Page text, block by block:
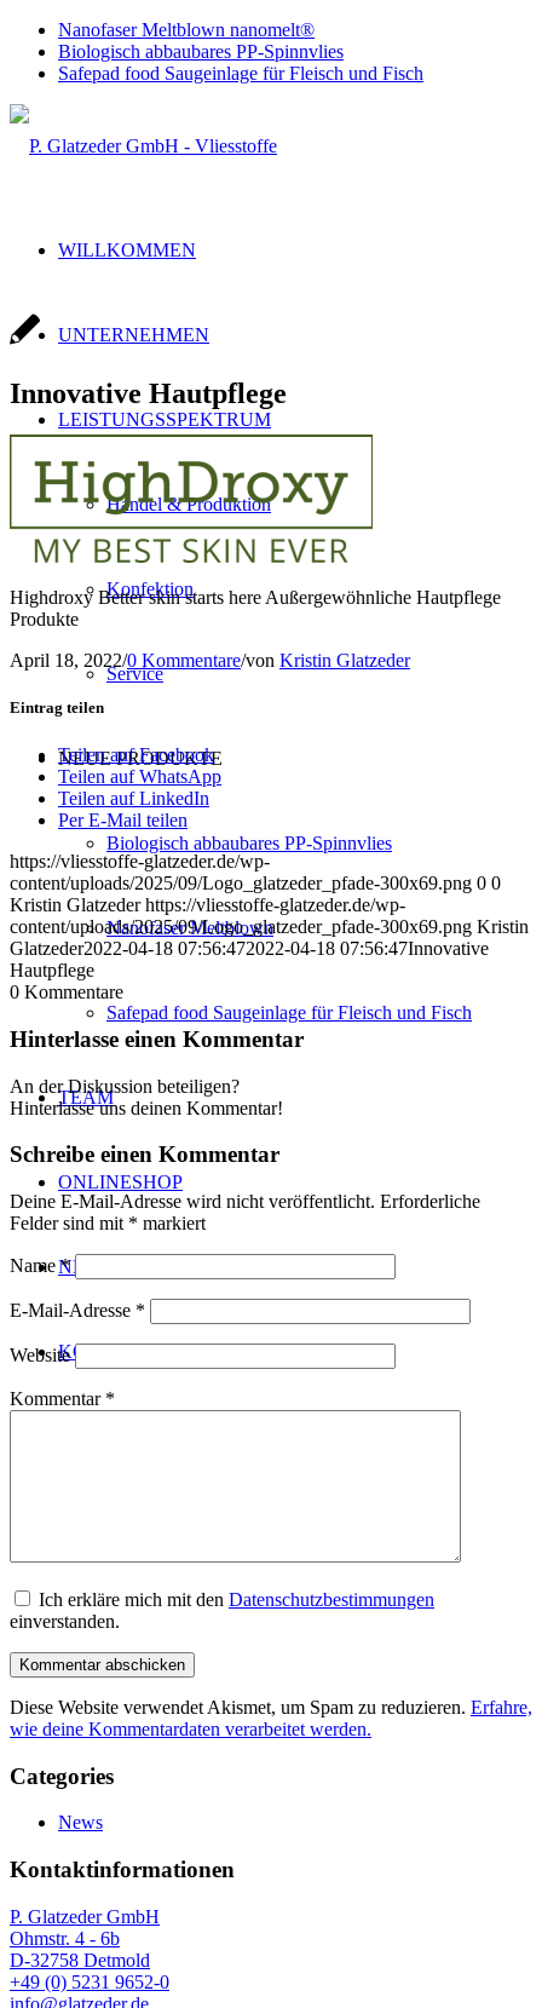
Nanofaser Meltblown nanomelt®
Biologisch abbaubares PP-Spinnvlies
Safepad food Saugeinlage für Fleisch und Fisch
WILLKOMMEN
UNTERNEHMEN
LEISTUNGSSPEKTRUM
Handel & Produktion
Konfektion
Service
NEUE PRODUKTE
Biologisch abbaubares PP-Spinnvlies
Nanofaser Meltblown
Safepad food Saugeinlage für Fleisch und Fisch
TEAM
ONLINESHOP
NEWS
KONTAKT
Innovative Hautpflege
Highdroxy Better skin starts here Außergewöhnliche Hautpflege
Produkte
April 18, 2022/0 Kommentare/von Kristin Glatzeder
Eintrag teilen
Teilen auf Facebook
Teilen auf WhatsApp
Teilen auf LinkedIn
Per E-Mail teilen
https://vliesstoffe-glatzeder.de/wp-
content/uploads/2025/09/Logo_glatzeder_pfade-300x69.png 0 0
Kristin Glatzeder https://vliesstoffe-glatzeder.de/wp-
content/uploads/2025/09/Logo_glatzeder_pfade-300x69.png Kristin
Glatzeder2022-04-18 07:56:472022-04-18 07:56:47Innovative
Hautpflege
0 Kommentare
Hinterlasse einen Kommentar
An der Diskussion beteiligen?
Hinterlasse uns deinen Kommentar!
Schreibe einen Kommentar
Deine E-Mail-Adresse wird nicht veröffentlicht. Erforderliche
Felder sind mit * markiert
Name*
E-Mail-Adresse *
Website
Kommentar *
Ich erkläre mich mit den Datenschutzbestimmungen
einverstanden.
Diese Website verwendet Akismet, um Spam zu reduzieren. Erfahre,
wie deine Kommentardaten verarbeitet werden.
Categories
News
Kontaktinformationen
P. Glatzeder GmbH
Ohmstr. 4 - 6b
D-32758 Detmold
+49 (0) 5231 9652-0
info@glatzeder.de